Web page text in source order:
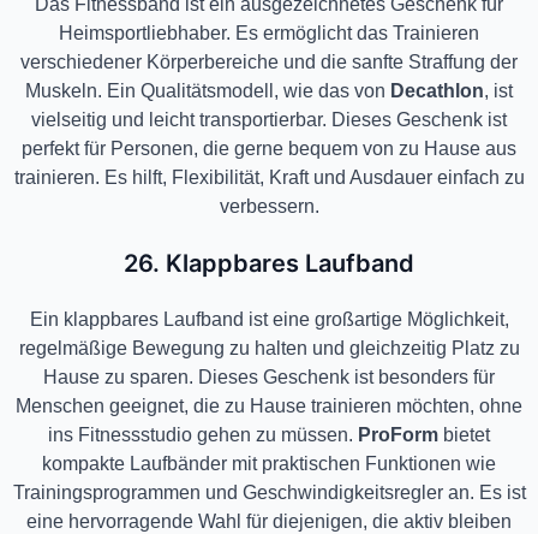
Das Fitnessband ist ein ausgezeichnetes Geschenk für
Heimsportliebhaber. Es ermöglicht das Trainieren
verschiedener Körperbereiche und die sanfte Straffung der
Muskeln. Ein Qualitätsmodell, wie das von Decathlon, ist
vielseitig und leicht transportierbar. Dieses Geschenk ist
perfekt für Personen, die gerne bequem von zu Hause aus
trainieren. Es hilft, Flexibilität, Kraft und Ausdauer einfach zu
verbessern.
26. Klappbares Laufband
Ein klappbares Laufband ist eine großartige Möglichkeit,
regelmäßige Bewegung zu halten und gleichzeitig Platz zu
Hause zu sparen. Dieses Geschenk ist besonders für
Menschen geeignet, die zu Hause trainieren möchten, ohne
ins Fitnessstudio gehen zu müssen. ProForm bietet
kompakte Laufbänder mit praktischen Funktionen wie
Trainingsprogrammen und Geschwindigkeitsregler an. Es ist
eine hervorragende Wahl für diejenigen, die aktiv bleiben